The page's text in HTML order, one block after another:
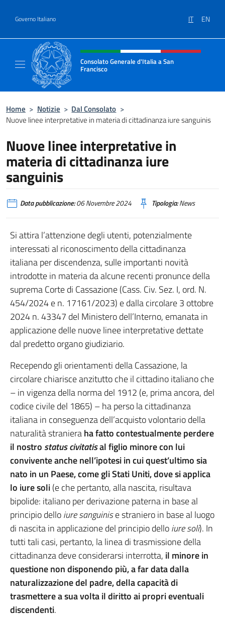
Governo Italiano IT EN
Intestazione sito, social e menù
Consolato Generale d'Italia a San
Francisco
Home > Notizie > Dal Consolato >
Nuove linee interpretative in materia di cittadinanza iure sanguinis
Nuove linee interpretative in
materia di cittadinanza iure
sanguinis
Data pubblicazione:06 Novembre 2024 Tipologia:News
Si attira l’attenzione degli utenti, potenzialmente
interessati al riconoscimento della cittadinanza
italiana per discendenza, sulle importanti novità
introdotte in materia da alcune recenti pronunce della
suprema Corte di Cassazione (Cass. Civ. Sez. I, ord. N.
454/2024 e n. 17161/2023) e dalla circolare 3 ottobre
2024 n. 43347 del Ministero dell’Interno, emanata in
applicazione delle nuove linee interpretative dettate
dal predetto organo giudiziario.
Recependo gli orientamenti della Cassazione, la
circolare chiarisce anzitutto che il cittadino italiano che
– in vigenza della norma del 1912 (e, prima ancora, del
codice civile del 1865) – ha perso la cittadinanza
italiana in conseguenza dell’acquisto volontario della
naturalità stranieraha fattocontestualmente perdere
il nostro status civitatisal figlio minore con lui
conviventeanche nell’ipotesiin cui quest’ultimo sia
nato in un Paese, come gli Stati Uniti, dove si applica
lo iure soli(e che pertanto, alla nascita, risultava
bipolide: italiano per derivazione paterna in base al
principio delloiure sanguinise straniero in base al luogo
di nascita in applicazione del principio delloiure soli). In
tutti tali casi, pertanto, la linea di trasmissione della
cittadinanza deve considerarsi interrotta, il minore in
questione non disponendo più, a far data dalla
naturalizzazione del padre, della capacità di
trasmettere a sua volta il diritto ai propri eventuali
discendenti.